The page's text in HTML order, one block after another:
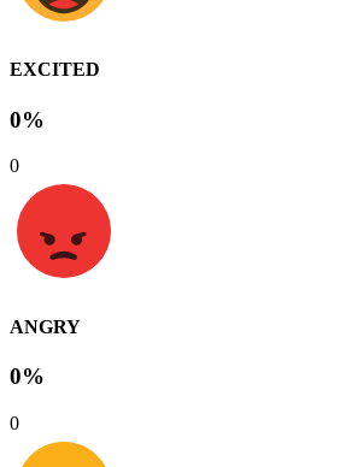
EXCITED
0%
0
ANGRY
0%
0